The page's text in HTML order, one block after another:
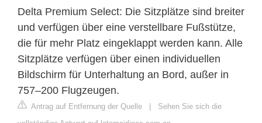
Delta Premium Select: Die Sitzplätze sind breiter
und verfügen über eine verstellbare Fußstütze,
die für mehr Platz eingeklappt werden kann. Alle
Sitzplätze verfügen über einen individuellen
Bildschirm für Unterhaltung an Bord, außer in
757–200 Flugzeugen.
Antrag auf Entfernung der Quelle
Sehen Sie sich die